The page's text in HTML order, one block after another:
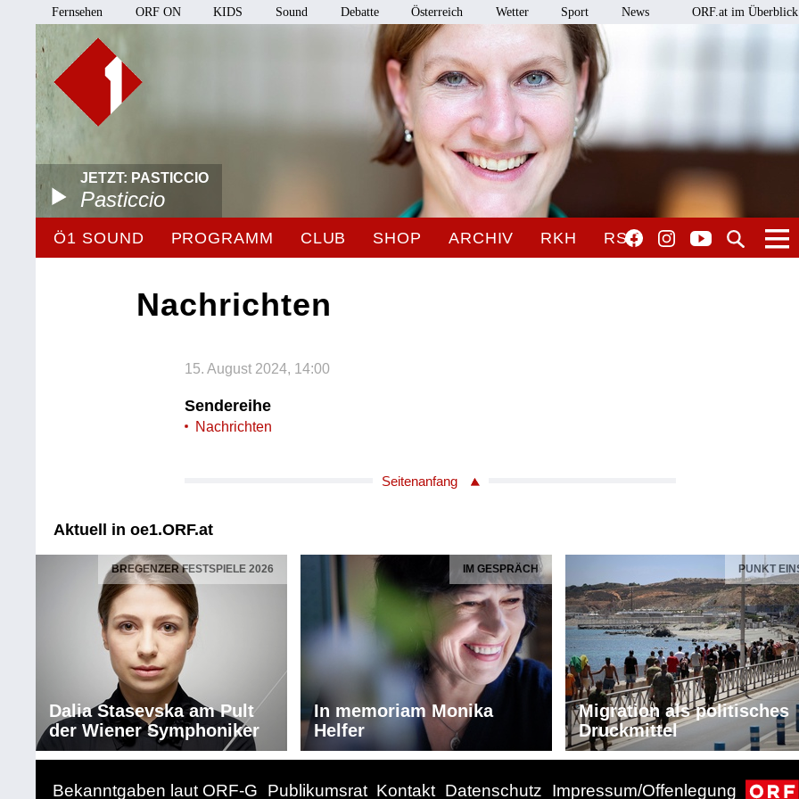
Fernsehen ORF ON KIDS Sound Debatte Österreich Wetter Sport News ORF.at im Überblick
JETZT: PASTICCIO
Pasticcio
Ö1 SOUND PROGRAMM CLUB SHOP ARCHIV RKH RSO
Nachrichten
15. August 2024, 14:00
Sendereihe
Nachrichten
Seitenanfang
Aktuell in oe1.ORF.at
BREGENZER FESTSPIELE 2026
Dalia Stasevska am Pult
der Wiener Symphoniker
IM GESPRÄCH
In memoriam Monika
Helfer
PUNKT
Migration als politisches
Druckmittel
Bekanntgaben laut ORF-G Publikumsrat Kontakt Datenschutz Impressum/Offenlegung